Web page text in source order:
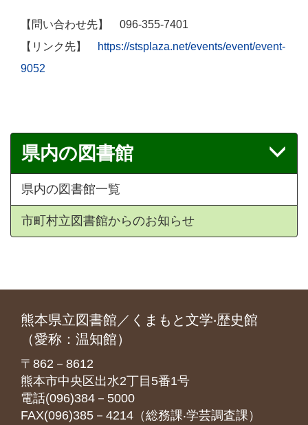
【問い合わせ先】 096-355-7401
【リンク先】
https://stsplaza.net/events/event/event-
9052
県内の図書館
県内の図書館一覧
市町村立図書館からのお知らせ
熊本県立図書館／くまもと文学‧歴史館
（愛称：温知館）
〒862－8612
熊本市中央区出水2丁目5番1号
電話(096)384－5000
FAX(096)385－4214（総務課‧学芸調査課）